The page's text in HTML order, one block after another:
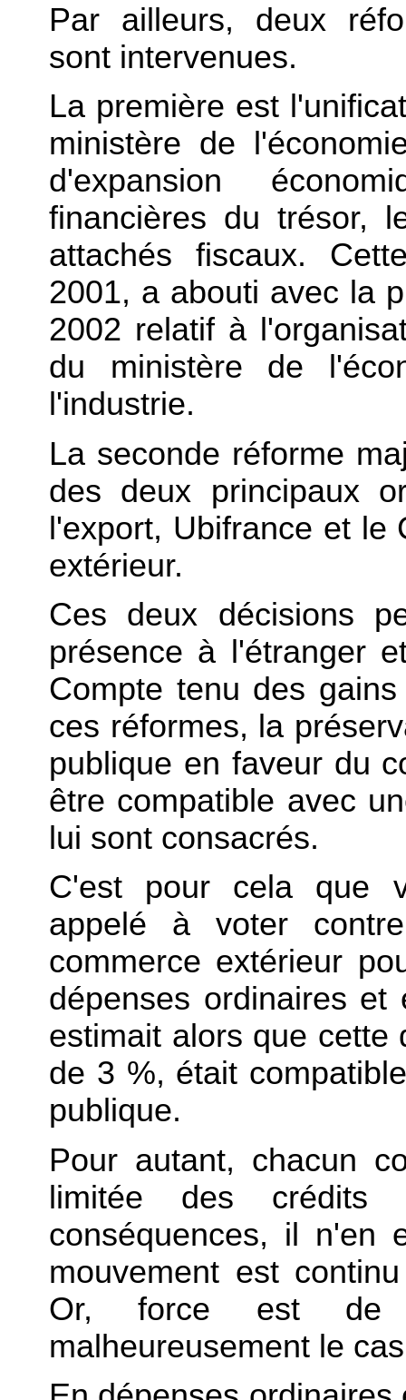
Par ailleurs, deux
sont intervenues.
La première est
ministère de
d'expansion
financières du trésor,
attachés fiscaux.
2001, a abouti avec la
2002 relatif à
du ministère de
l'industrie.
La seconde réforme
des deux principaux
l'export, Ubifrance et le
extérieur.
Ces deux décisions
présence à l'étranger
Compte tenu des
ces réformes, la
publique en faveur du
être compatible avec
lui sont consacrés.
C'est pour cela que
appelé à voter
commerce extérieur
dépenses ordinaires
estimait alors que cette
de 3 %, était
publique.
Pour autant, chacun
limitée des crédits
conséquences, il n'en
mouvement est
Or, force est de
malheureusement le